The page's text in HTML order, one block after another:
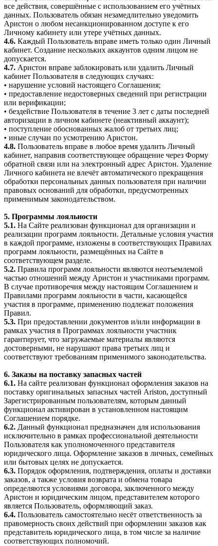
все действия, совершённые с использованием его учётных
данных. Пользователь обязан незамедлительно уведомить
Аристон о любом несанкционированном доступе к его
Личному кабинету или утере учётных данных.
4.6. Каждый Пользователь вправе иметь только один Личный
кабинет. Создание нескольких аккаунтов одним лицом не
допускается.
4.7. Аристон вправе заблокировать или удалить Личный
кабинет Пользователя в следующих случаях:
• нарушение условий настоящего Соглашения;
• предоставление недостоверных сведений при регистрации
или верификации;
• бездействие Пользователя в течение 3 лет с даты последней
авторизации в личном кабинете (неактивный аккаунт);
• поступление обоснованных жалоб от третьих лиц;
• иные случаи по усмотрению Аристон.
4.8. Пользователь вправе в любое время удалить Личный
кабинет, направив соответствующее обращение через Форму
обратной связи или на электронный адрес Аристон. Удаление
Личного кабинета не влечёт автоматического прекращения
обработки персональных данных пользователя при наличии
правовых оснований для обработки, предусмотренных
применимым законодательством.
5. Программы лояльности
5.1. На Сайте реализован функционал для организации и
реализации программ лояльности. Детальные условия участия
в каждой программе, изложены в соответствующих Правилах
программ лояльности, размещённых на Сайте в
соответствующем разделе.
5.2. Правила программ лояльности являются неотъемлемой
частью отношений между Аристон и участниками программ.
В случае противоречия между настоящим Соглашением и
Правилами программ лояльности в части, касающейся
участия в программе, применению подлежат положения
Правил.
5.3. При предоставлении документов и/или информации в
рамках участия в Программах лояльности участник
гарантирует, что загружаемые материалы являются
достоверными, не нарушают права третьих лиц и
соответствуют требованиям применимого законодательства.
6. Заказы на поставку запасных частей
6.1. На сайте реализован функционал оформления заказов на
поставку оригинальных запасных частей Ariston, доступный
Зарегистрированным пользователям, которым данный
функционал активирован в установленном настоящим
Соглашением порядке.
6.2. Данный функционал предназначен для использования
исключительно в рамках профессиональной деятельности
Пользователя как уполномоченного представителя
юридического лица. Оформление заказов в личных, семейных
или бытовых целях не допускается.
6.3. Порядок оформления, подтверждения, оплаты и доставки
заказов, а также условия возврата и обмена товара
определяются условиями договора, заключенного между
Аристон и юридическим лицом, представителем которого
является Пользователь, оформляющий заказ.
6.4. Пользователь самостоятельно несёт ответственность за
правомерность своих действий при оформлении заказов как
представитель юридического лица, в том числе за наличие
соответствующих полномочий.